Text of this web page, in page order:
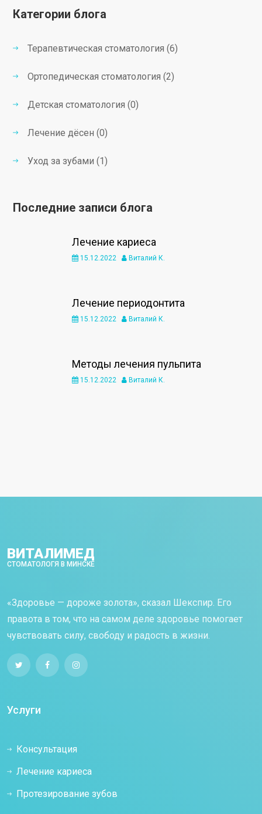
Категории блога
Терапевтическая стоматология (6)
Ортопедическая стоматология (2)
Детская стоматология (0)
Лечение дёсен (0)
Уход за зубами (1)
Последние записи блога
Лечение кариеса
15.12.2022 Виталий К.
Лечение периодонтита
15.12.2022 Виталий К.
Методы лечения пульпита
15.12.2022 Виталий К.
ВИТАЛИМЕД
СТОМАТОЛОГЯ В МИНСКЕ
«Здоровье — дороже золота», сказал Шекспир. Его
правота в том, что на самом деле здоровье помогает
чувствовать силу, свободу и радость в жизни.
Услуги
Консультация
Лечение кариеса
Протезирование зубов